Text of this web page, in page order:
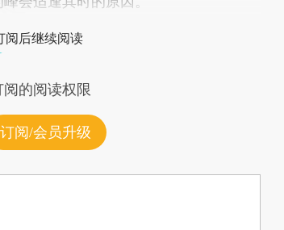
阅后继续阅读
的阅读权限
订阅/会员升级